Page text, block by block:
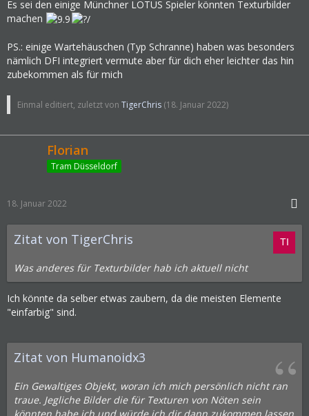
Es sei den einige Münchner LOTUS Spieler könnten Texturbilder
machen
PS.: einige Wartehäuschen (Typ Schranne) haben was besonders
nämlich DFI integriert vermute aber für dich eher leichter das hin
zubekommen als für mich
Einmal editiert, zuletzt von TigerChris (18. Januar 2022)
Florian
Tram Düsseldorf
18. Januar 2022
Zitat von TigerChris
Was anderes für Texturbilder hab ich aktuell nicht
Ich könnte da selber etwas zaubern, da die meisten Elemente
"einfarbig" sind.
Zitat von Humanoidx3
Ein Gewaltiges Objekt, woran ich mich persönlich nicht ran
traue. Jegliche Bilder die für Texturen von Nöten sein